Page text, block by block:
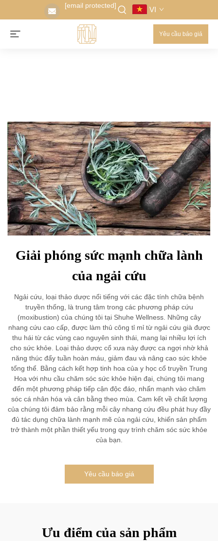
[email protected] VI
Yêu cầu báo giá
Giải phóng sức mạnh chữa lành
của ngải cứu
Ngải cứu, loại thảo dược nổi tiếng với các đặc tính chữa bệnh
truyền thống, là trung tâm trong các phương pháp cứu
(moxibustion) của chúng tôi tại Shuhe Wellness. Những cây
nhang cứu cao cấp, được làm thủ công tỉ mỉ từ ngải cứu già được
thu hái từ các vùng cao nguyên sinh thái, mang lại nhiều lợi ích
cho sức khỏe. Loại thảo dược cổ xưa này được ca ngợi nhờ khả
năng thúc đẩy tuần hoàn máu, giảm đau và nâng cao sức khỏe
tổng thể. Bằng cách kết hợp tinh hoa của y học cổ truyền Trung
Hoa với nhu cầu chăm sóc sức khỏe hiện đại, chúng tôi mang
đến một phương pháp tiếp cận độc đáo, nhấn mạnh vào chăm
sóc cá nhân hóa và cân bằng theo mùa. Cam kết về chất lượng
của chúng tôi đảm bảo rằng mỗi cây nhang cứu đều phát huy đầy
đủ tác dụng chữa lành mạnh mẽ của ngải cứu, khiến sản phẩm
trở thành một phần thiết yếu trong quy trình chăm sóc sức khỏe
của bạn.
Yêu cầu báo giá
Ưu điểm của sản phẩm